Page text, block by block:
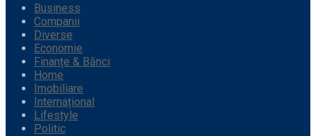
Business
Companii
Diverse
Economie
Finanțe & Bănci
Home
Imobiliare
Internațional
Lifestyle
Politic